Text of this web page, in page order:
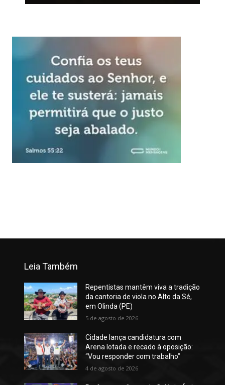
Leia Também
Repentistas mantêm viva a tradição
da cantoria de viola no Alto da Sé,
em Olinda (PE)
5 de agosto de 2026
Cidade lança candidatura com
Arena lotada e recado à oposição:
“Vou responder com trabalho”
4 de agosto de 2026